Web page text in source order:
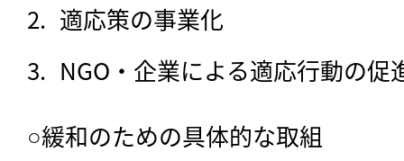
適応策の事業化
NGO・企業による適応行動の促
○緩和のための具体的な取組